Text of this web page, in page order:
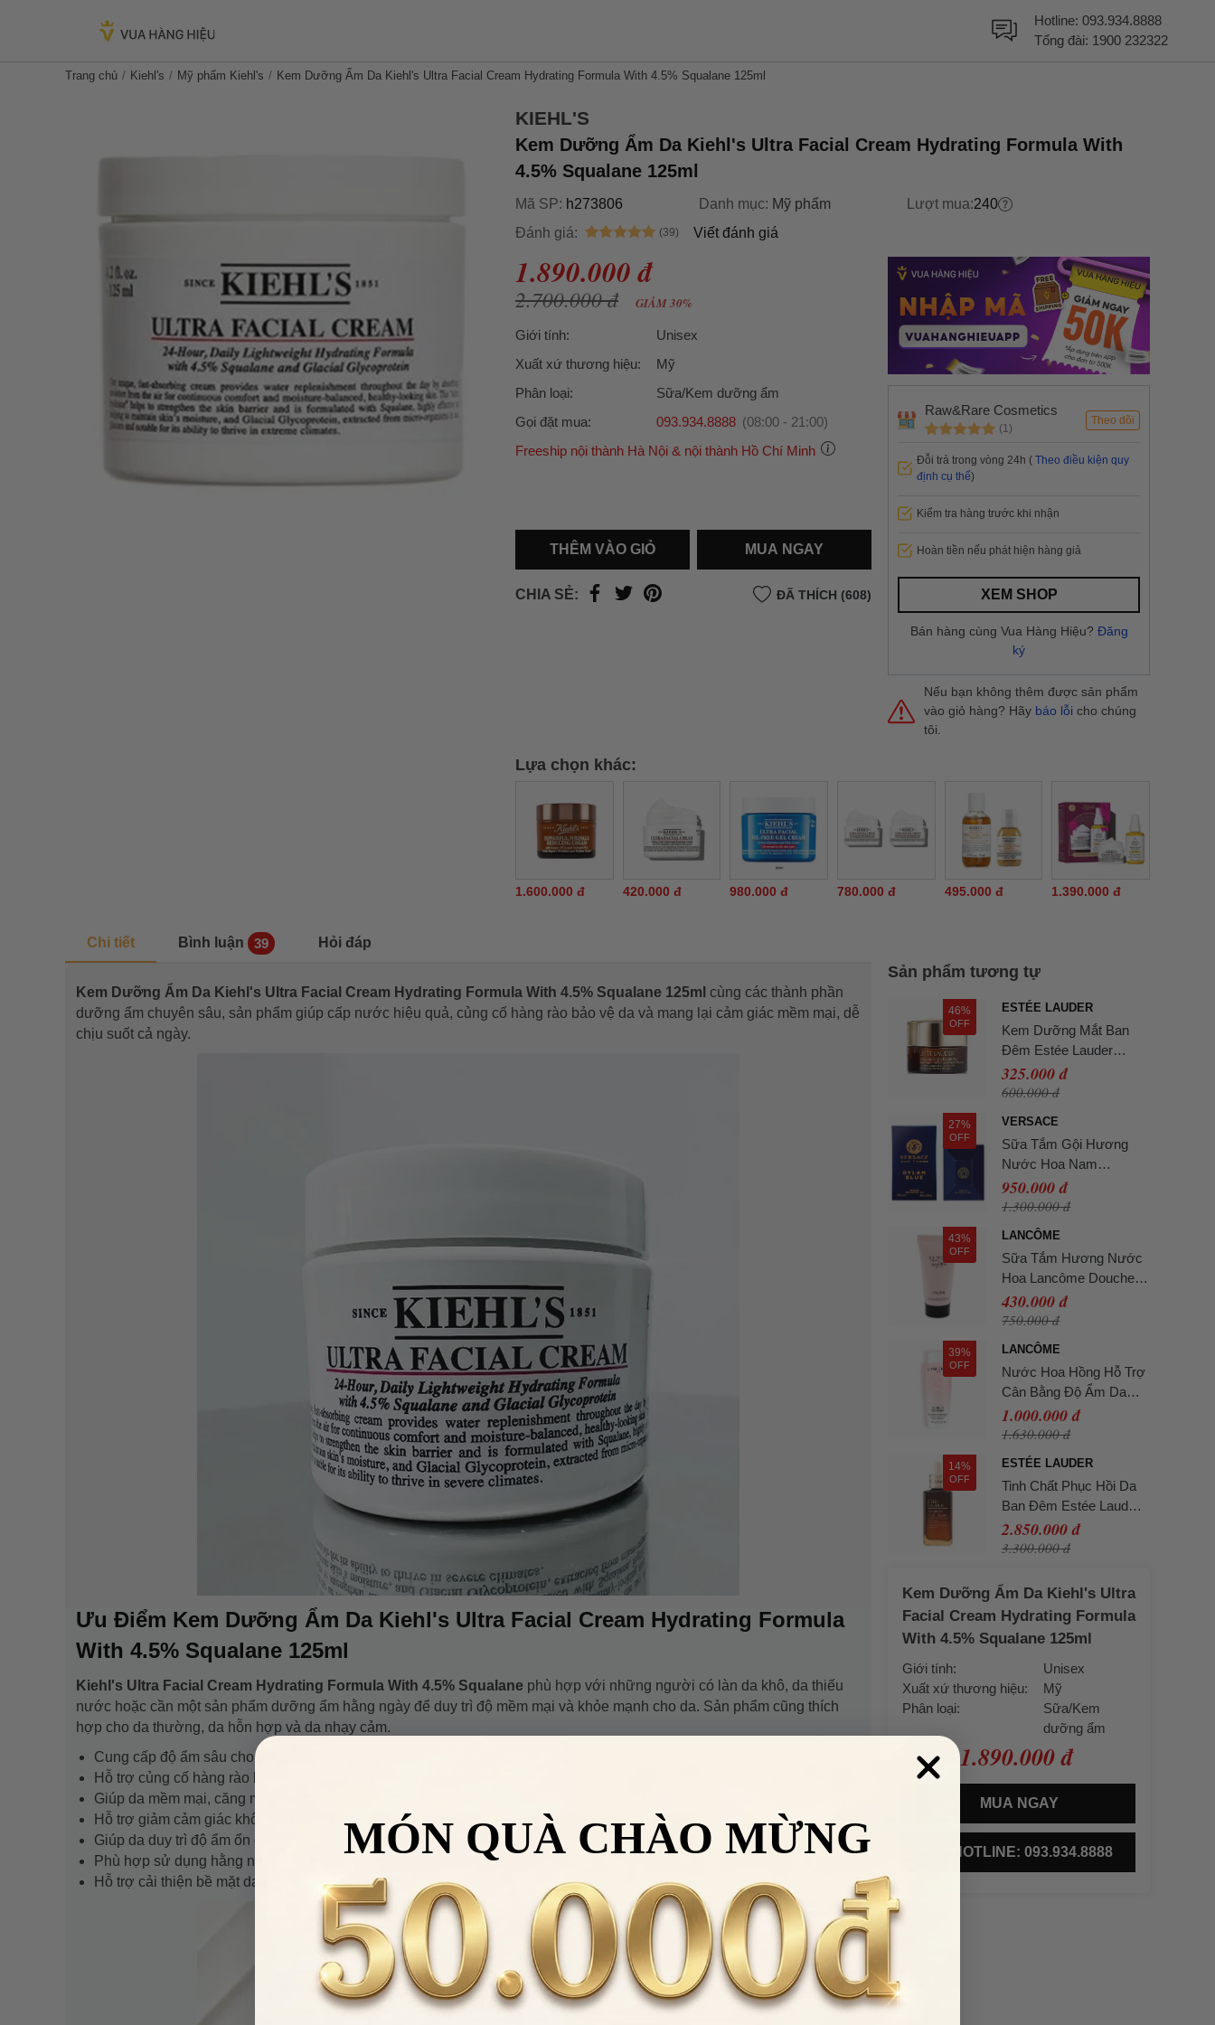
Hotline: 093.934.8888
Tổng đài: 1900 232322
Trang chủ Kiehl's Mỹ phẩm Kiehl's Kem Dưỡng Ẩm Da Kiehl's Ultra Facial Cream Hydrating Formula With 4.5% Squalane 125ml
KIEHL'S
Kem Dưỡng Ẩm Da Kiehl's Ultra Facial Cream Hydrating Formula With
4.5% Squalane 125ml
Mã SP: h273806 Danh mục: Mỹ phẩm Lượt mua:240
Đánh giá:
Viết đánh giá
1.890.000 đ
2.700.000 đ GIẢM 30%
Giới tính:
Unisex
Xuất xứ thương hiệu:
Mỹ
Phân loại:
Sữa/Kem dưỡng ẩm
Gọi đặt mua:
093.934.8888 (08:00 - 21:00)
Freeship nội thành Hà Nội & nội thành Hồ Chí Minh
Hồ Chí Minh).
thành
Hồ Chí Minh, khách hàng muốn giao nhanh
trong ngày hoặc Đơn hàng giao hỏa tốc theo yêu cầu
THÊM VÀO GIỎ MUA NGAY
CHIA SẺ: ĐÃ THÍCH (608)
Lựa chọn khác:
1.600.000 đ 420.000 đ 980.000 đ 780.000 đ 495.000 đ 1.390.000 đ
Chi tiết Bình luận 39 Hỏi đáp
Kem Dưỡng Ẩm Da Kiehl's Ultra Facial Cream Hydrating Formula With 4.5% Squalane 125ml cùng các thành phần
dưỡng ẩm chuyên sâu, sản phẩm giúp cấp nước hiệu quả, củng cố hàng rào bảo vệ da và mang lại cảm giác mềm mại, dễ
chịu suốt cả ngày.
Ưu Điểm Kem Dưỡng Ẩm Da Kiehl's Ultra Facial Cream Hydrating Formula
With 4.5% Squalane 125ml
Kiehl's Ultra Facial Cream Hydrating Formula With 4.5% Squalane phù hợp với những người có làn da khô, da thiếu
nước hoặc cần một sản phẩm dưỡng ẩm hằng ngày để duy trì độ mềm mại và khỏe mạnh cho da. Sản phẩm cũng thích
hợp cho da thường, da hỗn hợp và da nhạy cảm.
Cung cấp độ ẩm sâu cho làn da suốt nhiều giờ.
Hỗ trợ củng cố hàng rào bảo vệ da tự nhiên.
Giúp da mềm mại, căng mịn và khỏe mạnh hơn.
Hỗ trợ giảm cảm giác khô căng, bong tróc do thiếu ẩm.
Giúp da duy trì độ ẩm ổn định trong điều kiện thời tiết hanh khô.
Phù hợp sử dụng hằng ngày cho nhiều loại da.
Hỗ trợ cải thiện bề mặt da trở nên mịn màng và tươi tắn hơn.
Sản phẩm tương tự
46%
OFF
ESTÉE LAUDER
Kem Dưỡng Mắt Ban
Đêm Estée Lauder
Advanced Night Repair
Eye 5ml Không Hộp
325.000 đ
600.000 đ
27%
OFF
VERSACE
Sữa Tắm Gội Hương
Nước Hoa Nam
Versace Dylan Blue
Pour Homme Perfumed
250ml
950.000 đ
1.300.000 đ
43%
OFF
LANCÔME
Sữa Tắm Hương Nước
Hoa Lancôme Douche
Parfume Shower Gel
50ml
430.000 đ
750.000 đ
39%
OFF
LANCÔME
Nước Hoa Hồng Hỗ Trợ
Cân Bằng Độ Ẩm Da
Lancôme Tonique
Confort Toner 400ml
1.000.000 đ
1.630.000 đ
14%
OFF
ESTÉE LAUDER
Tinh Chất Phục Hồi Da
Ban Đêm Estée Lauder
Advanced Night Repair
Serum 100ml
2.850.000 đ
3.300.000 đ
Kem Dưỡng Ẩm Da Kiehl's Ultra
Facial Cream Hydrating Formula
With 4.5% Squalane 125ml
Giới tính:
Unisex
Xuất xứ thương hiệu:
Mỹ
Phân loại:
Sữa/Kem
dưỡng ẩm
Giá bán:1.890.000 đ
MUA NGAY
HOTLINE: 093.934.8888
Raw&Rare Cosmetics
(1)
Theo dõi
Đỗi trả trong vòng 24h ( Theo điều kiện quy
định cụ thể)
Kiểm tra hàng trước khi nhận
Hoàn tiền nếu phát hiện hàng giả
XEM SHOP
Bán hàng cùng Vua Hàng Hiệu? Đăng
ký
Nếu bạn không thêm được sản phẩm
vào giỏ hàng? Hãy báo lỗi cho chúng
tôi.
MÓN QUÀ CHÀO MỪNG